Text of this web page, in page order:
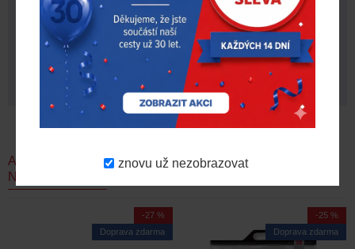
znovu už nezobrazovat
Název souboru Stáhnout
Milwaukee news – březen 2026 až
červenec 2026
AKČNÍ
NABÍDKA
DOPORUČUJEME NOVINKY
Doprava zdarma
-27 %
Doprava zdarma
-25 %